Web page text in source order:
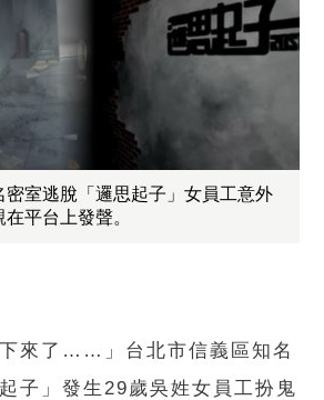
密室逃脫「邏思起子」女員工意外
平台上發聲。
下來了……」台北市信義區知名
子」發生29歲吳姓女員工扮鬼